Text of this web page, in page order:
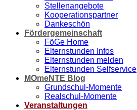
Stellenangebote
Kooperationspartner
Dankeschön
Fördergemeinschaft
FöGe Home
Elternstunden Infos
Elternstunden melden
Elternstunden Selfservice
MOmeNTE Blog
Grundschul-Momente
Realschul-Momente
Veranstaltungen